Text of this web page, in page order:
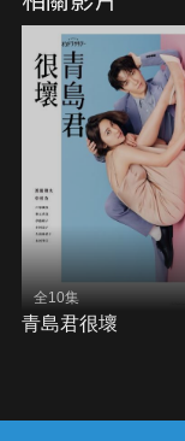
全10集
青島君很壞